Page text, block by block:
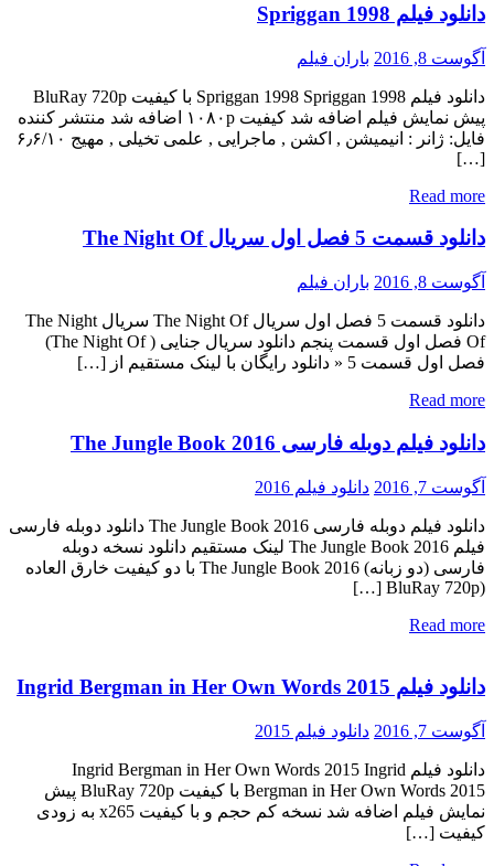
دانلود فیلم Spriggan 1998
آگوست 8, 2016 باران فیلم
دانلود فیلم Spriggan 1998 Spriggan 1998 با کیفیت BluRay 720p
پیش نمایش فیلم اضافه شد کیفیت ۱۰۸۰p اضافه شد منتشر کننده
فایل: ژانر : انیمیشن , اکشن , ماجرایی , علمی تخیلی , مهیج ۶٫۶/۱۰
[…]
Read more
دانلود قسمت 5 فصل اول سریال The Night Of
آگوست 8, 2016 باران فیلم
دانلود قسمت 5 فصل اول سریال The Night Of سریال The Night
Of فصل اول قسمت پنجم دانلود سریال جنایی ( The Night Of)
فصل اول قسمت 5 « دانلود رایگان با لینک مستقیم از […]
Read more
دانلود فیلم دوبله فارسی The Jungle Book 2016
آگوست 7, 2016 دانلود فیلم 2016
دانلود فیلم دوبله فارسی The Jungle Book 2016 دانلود دوبله فارسی
فیلم The Jungle Book 2016 لینک مستقیم دانلود نسخه دوبله
فارسی (دو زبانه) The Jungle Book 2016 با دو کیفیت خارق العاده
(BluRay 720p […]
Read more
دانلود فیلم Ingrid Bergman in Her Own Words 2015
آگوست 7, 2016 دانلود فیلم 2015
دانلود فیلم Ingrid Bergman in Her Own Words 2015 Ingrid
Bergman in Her Own Words 2015 با کیفیت BluRay 720p پیش
نمایش فیلم اضافه شد نسخه کم حجم و با کیفیت x265 به زودی
کیفیت […]